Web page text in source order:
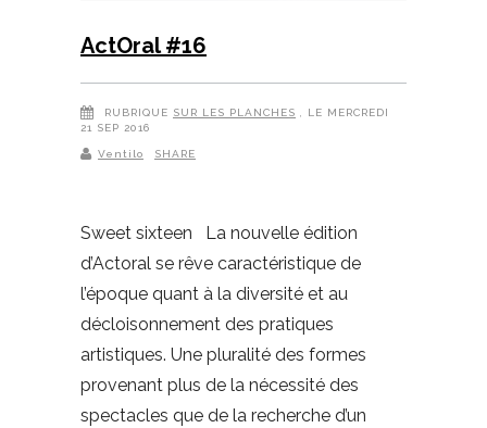
ActOral #16
RUBRIQUE SUR LES PLANCHES
, LE MERCREDI
21 SEP 2016
Ventilo SHARE
Sweet sixteen La nouvelle édition
d’Actoral se rêve caractéristique de
l’époque quant à la diversité et au
décloisonnement des pratiques
artistiques. Une pluralité des formes
provenant plus de la nécessité des
spectacles que de la recherche d’un